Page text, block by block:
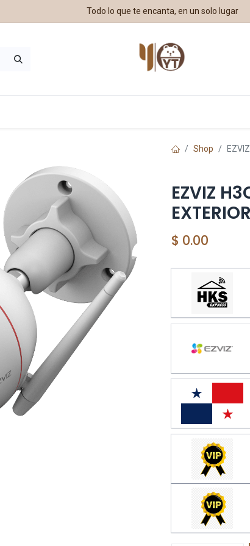
Todo lo que te encanta, en un solo lugar
Shop
EZVIZ
$ 0.00